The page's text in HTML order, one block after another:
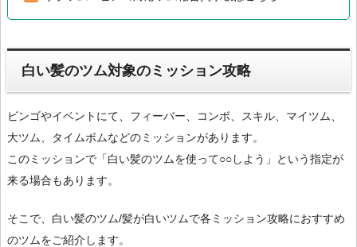
白い髪のツム対象のミッション攻略
ビンゴやイベントにて、フィーバー、コンボ、スキル、マイツム、
大ツム、タイムボムなどのミッションがあります。
このミッションで「白い髪のツムを使って○○しよう」という指定が
来る場合もあります。
そこで、白い髪のツム/髪が白いツムで各ミッション攻略におすすめ
のツムをご紹介します。